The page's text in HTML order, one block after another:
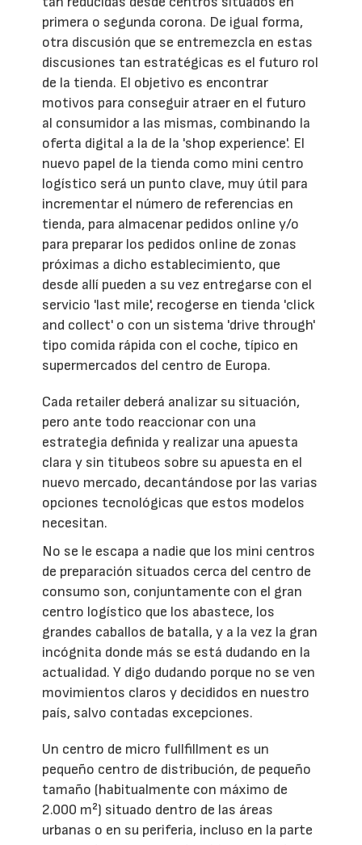
primera o segunda corona. De igual forma,
otra discusión que se entremezcla en estas
discusiones tan estratégicas es el futuro rol
de la tienda. El objetivo es encontrar
motivos para conseguir atraer en el futuro
al consumidor a las mismas, combinando la
oferta digital a la de la 'shop experience'. El
nuevo papel de la tienda como mini centro
logístico será un punto clave, muy útil para
incrementar el número de referencias en
tienda, para almacenar pedidos online y/o
para preparar los pedidos online de zonas
próximas a dicho establecimiento, que
desde allí pueden a su vez entregarse con el
servicio 'last mile', recogerse en tienda 'click
and collect' o con un sistema 'drive through'
tipo comida rápida con el coche, típico en
supermercados del centro de Europa.
Cada retailer deberá analizar su situación,
pero ante todo reaccionar con una
estrategia definida y realizar una apuesta
clara y sin titubeos sobre su apuesta en el
nuevo mercado, decantándose por las varias
opciones tecnológicas que estos modelos
necesitan.
No se le escapa a nadie que los mini centros
de preparación situados cerca del centro de
consumo son, conjuntamente con el gran
centro logístico que los abastece, los
grandes caballos de batalla, y a la vez la gran
incógnita donde más se está dudando en la
actualidad. Y digo dudando porque no se ven
movimientos claros y decididos en nuestro
país, salvo contadas excepciones.
Un centro de micro fullfillment es un
pequeño centro de distribución, de pequeño
tamaño (habitualmente con máximo de
2.000 m²) situado dentro de las áreas
urbanas o en su periferia, incluso en la parte